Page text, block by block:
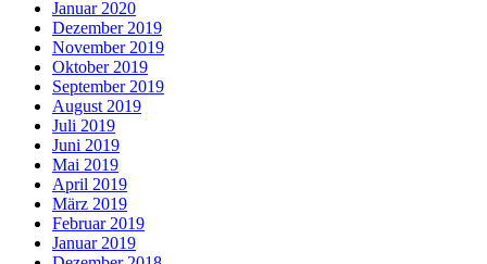
Januar 2020
Dezember 2019
November 2019
Oktober 2019
September 2019
August 2019
Juli 2019
Juni 2019
Mai 2019
April 2019
März 2019
Februar 2019
Januar 2019